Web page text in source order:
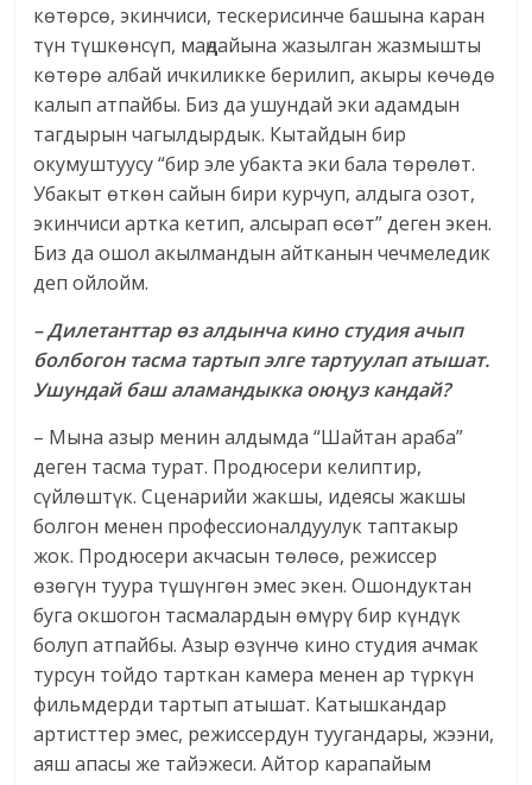
көтөрсө, экинчиси, тескерисинче башына каран
түн түшкөнсүп, маңдайына жазылган жазмышты
көтөрө албай ичкиликке берилип, акыры көчөдө
калып атпайбы. Биз да ушундай эки адамдын
тагдырын чагылдырдык. Кытайдын бир
окумуштуусу “бир эле убакта эки бала төрөлөт.
Убакыт өткөн сайын бири курчуп, алдыга озот,
экинчиси артка кетип, алсырап өсөт” деген экен.
Биз да ошол акылмандын айтканын чечмеледик
деп ойлойм.
– Дилетанттар өз алдынча кино студия ачып
болбогон тасма тартып элге тартуулап атышат.
Ушундай баш аламандыкка оюңуз кандай?
– Мына азыр менин алдымда “Шайтан араба”
деген тасма турат. Продюсери келиптир,
сүйлөштүк. Сценарийи жакшы, идеясы жакшы
болгон менен профессионалдуулук таптакыр
жок. Продюсери акчасын төлөсө, режиссер
өзөгүн туура түшүнгөн эмес экен. Ошондуктан
буга окшогон тасмалардын өмүрү бир күндүк
болуп атпайбы. Азыр өзүнчө кино студия ачмак
турсун тойдо тарткан камера менен ар түркүн
фильмдерди тартып атышат. Катышкандар
артисттер эмес, режиссердун туугандары, жээни,
аяш апасы же тайэжеси. Айтор карапайым